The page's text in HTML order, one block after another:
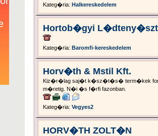
Kateg�ria: Halkereskedelem
Hortob�gyi
Kateg�ria: Baromfi-kereskedelem
Horv�th & Mstil Kft.
Kiz�r�lag saj�t k�sz�t�s� term�kek
m�retig. N�i �s f�rfi fazonban.
Kateg�ria: Vegyes2
HORV�TH ZOLT�N